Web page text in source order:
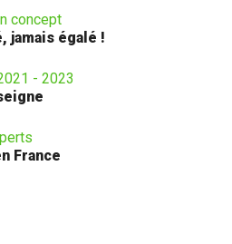
concept
jamais égalé !
- 2023
France